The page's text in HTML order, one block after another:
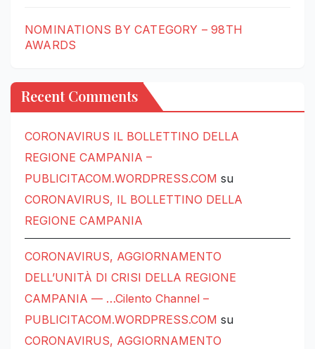
NOMINATIONS BY CATEGORY – 98TH
AWARDS
Recent Comments
CORONAVIRUS IL BOLLETTINO DELLA
REGIONE CAMPANIA –
PUBLICITACOM.WORDPRESS.COM su
CORONAVIRUS, IL BOLLETTINO DELLA
REGIONE CAMPANIA
CORONAVIRUS, AGGIORNAMENTO
DELL’UNITÀ DI CRISI DELLA REGIONE
CAMPANIA — …Cilento Channel –
PUBLICITACOM.WORDPRESS.COM su
CORONAVIRUS, AGGIORNAMENTO